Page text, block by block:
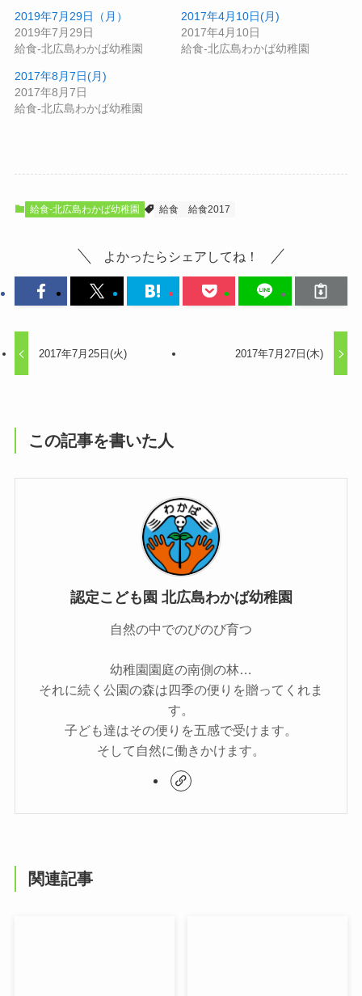
2019年7月29日（月）
2019年7月29日
給食-北広島わかば幼稚園
2017年4月10日(月)
2017年4月10日
給食-北広島わかば幼稚園
2017年8月7日(月)
2017年8月7日
給食-北広島わかば幼稚園
給食-北広島わかば幼稚園 給食 給食2017
よかったらシェアしてね！
2017年7月25日(火) 2017年7月27日(木)
この記事を書いた人
認定こども園 北広島わかば幼稚園
自然の中でのびのび育つ
幼稚園園庭の南側の林…
それに続く公園の森は四季の便りを贈ってくれま
す。
子ども達はその便りを五感で受けます。
そして自然に働きかけます。
関連記事